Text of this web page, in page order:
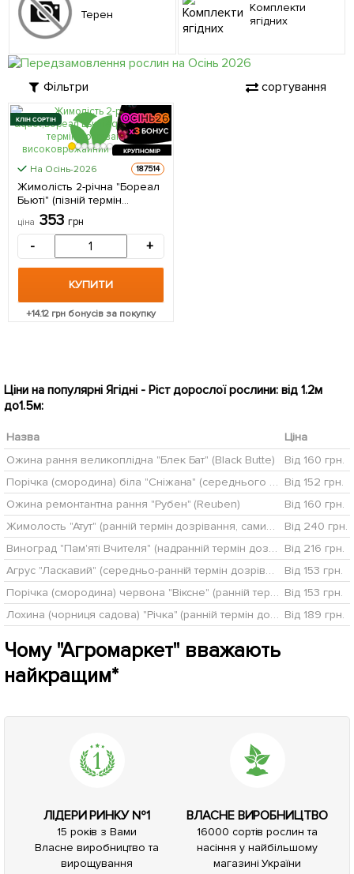
Терен
Комплекти
ягідних
Фільтри сортування
КРУПНОМІР
КЛІН СОРТІН
На Осінь-2026 187514
Жимолість 2-річна "Бореал
Бьюті" (пізній термін
дозрівання,
високоврожайний сорт)
С1,5 1 саджанець в упаковці
ціна 353 грн
- +
КУПИТИ
+14.12 грн бонусів за покупку
Ціни на популярні Ягідні - Ріст дорослої рослини: від 1.2м
до1.5м:
Назва
Ціна
Ожина рання великоплідна "Блек Бат" (Black Butte)
Від 160 грн.
Порічка (смородина) біла "Сніжана" (середнього терміну дозрівання, один з кращих сортів білої смородини) Від 152 грн.
Ожина ремонтантна рання "Рубен" (Reuben)
Від 160 грн.
Жимолость "Атут" (ранній термін дозрівання, самий невибагливий і зимостійкий сорт)
Від 240 грн.
Виноград "Пам'яті Вчителя" (надранній термін дозрівання, ягоди не тріскаються і дуже великі)
Від 216 грн.
Агрус "Ласкавий" (середньо-ранній термін дозрівання)
Від 153 грн.
Порічка (смородина) червона "Віксне" (ранній термін дозрівання, зимостійкий сорт) Від 153 грн.
Лохина (чорниця садова) "Річка" (ранній термін дозрівання, один з найпопулярніших сортів) Від 189 грн.
Чому "Агромаркет" вважають
найкращим*
ЛІДЕРИ РИНКУ №1
15 років з Вами
Власне виробництво та
вирощування
ВЛАСНЕ ВИРОБНИЦТВО
16000 сортів рослин та
насіння у найбільшому
магазині України